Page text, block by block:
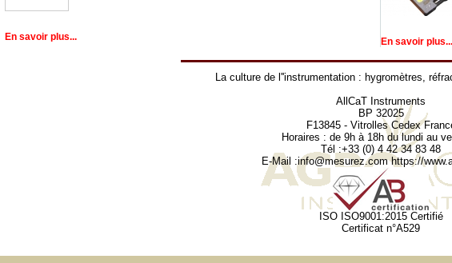
En savoir plus... En savoir plus...
La culture de l''instrumentation : hygromètres,
AllCaT Instruments
BP 32025
F13845 - Vitrolles Cedex
Horaires : de 9h à 18h du lundi au
Tél :+33 (0) 4 42 34 83 48
E-Mail :info@mesurez.com https://
ISO ISO9001:2015 Certifié
Certificat n°A529